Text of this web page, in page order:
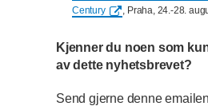
Century
, Praha, 24.-28.
Kjenner du noen som
av dette nyhetsbrevet?
Send gjerne denne